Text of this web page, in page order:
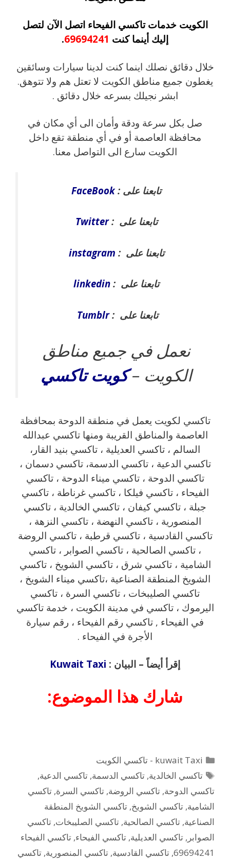
الكويت خدمات تاكسي الفيحاء اتصل الآن لتصل
إليك أينما كنت 69694241
.
خلال دقائق نصلك اينما كنت لدينا سيارات وسائقين
يغطون جميع مناطق الكويت لا تعتل هم ولا تتوهق.
ابشر نجيلك بسرعه خلال دقائق .
صل بكل سرعة ودقة وأمان الى أي مكان في
محافظة العاصمة أو في أي منطقة تقع داخل
الكويت سارع الى التواصل معنا.
تابعنا على :FaceBook
تابعنا على :Twitter
تابعنا على : instagram
تابعنا على : linkedin
تابعنا على :Tumblr
نعمل في جميع مناطق
الكويت –كويت تاكسي
تاكسي لكويت يعمل في منطقة الدوحة بمحافظة
العاصمة والمناطق القريبة ‎ومنها تاكسي عبدالله
السالم ، تاكسي العديلية ، تاكسي بنيد القار،
تاكسي الدعية ، تاكسي الدسمة، تاكسي دسمان ،
تاكسي الدوحة ، تاكسي ميناء الدوحة ، تاكسي
الفيحاء ، تاكسي فيلكا ، تاكسي غرناطة ، تاكسي
جبلة ، تاكسي كيفان ، تاكسي الخالدية ، تاكسي
المنصورية ، تاكسي النهضة ، تاكسي النزهة ،
تاكسي القادسية ، تاكسي قرطبة ، تاكسي الروضة
، تاكسي الصالحية ، تاكسي الصوابر ، تاكسي
الشامية ، تاكسي شرق ، تاكسي الشويخ ، تاكسي
الشويخ المنطقة الصناعية ،تاكسي ميناء الشويخ ،
تاكسي الصليبخات ، تاكسي السرة ، تاكسي
اليرموك ، تاكسي في مدينة الكويت ، خدمة تاكسي
في الفيحاء , تاكسي رقم الفيحاء ، رقم سيارة
الأجرة في الفيحاء .
إقرأ أيضاً – البيان : Kuwait Taxi
شارك هذا الموضوع:
التصنيفات
kuwait Taxi - تاكسي الكويت
الوسوم
تاكسي الخالدية,تاكسي الدسمة,تاكسي الدعية,
تاكسي الدوحة, تاكسي الروضة, تاكسي السرة, تاكسي
الشامية, تاكسي الشويخ, تاكسي الشويخ المنطقة
الصناعية, تاكسي الصالحية, تاكسي الصليبخات, تاكسي
الصوابر , تاكسي العديلية, تاكسي الفيحاء, تاكسي الفيحاء
69694241
, تاكسي القادسية, تاكسي المنصورية, تاكسي